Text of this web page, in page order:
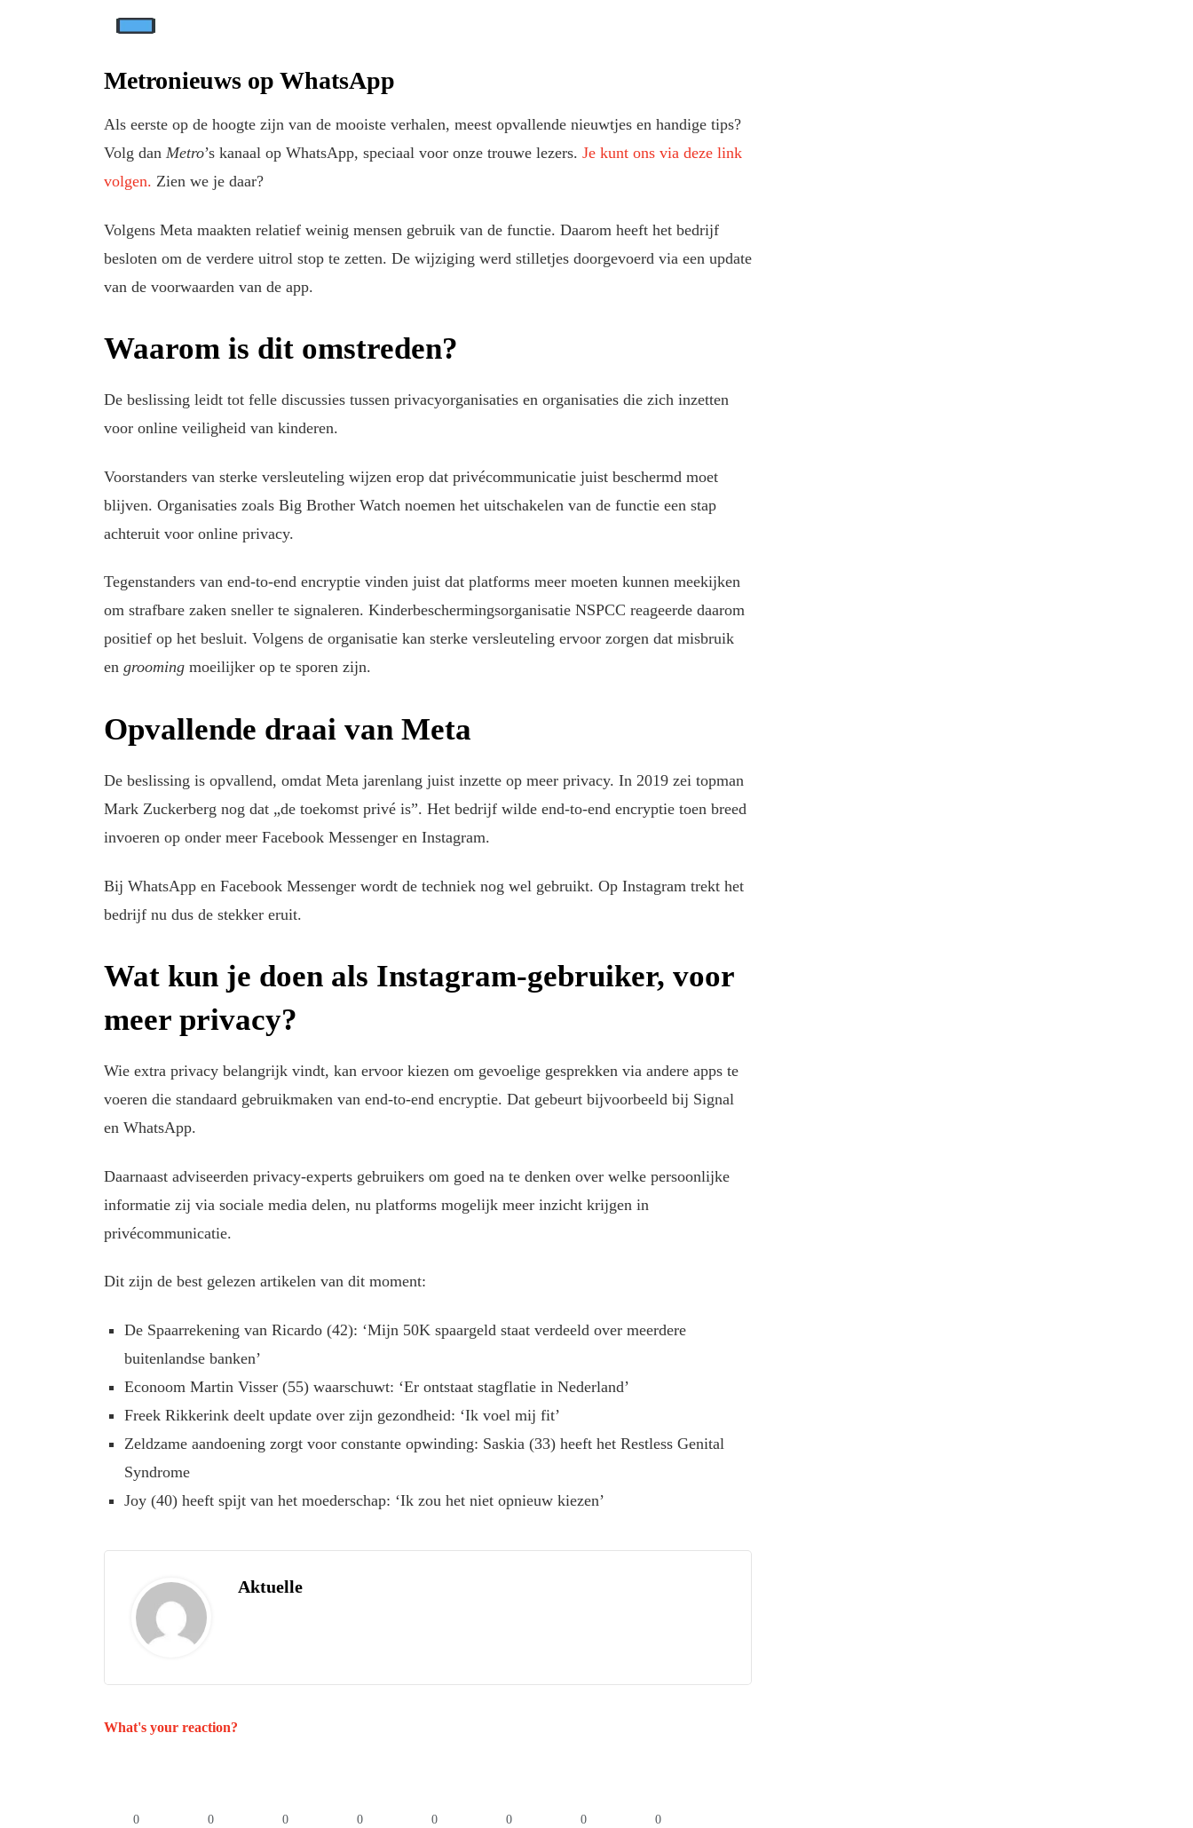
Metronieuws op WhatsApp
Als eerste op de hoogte zijn van de mooiste verhalen, meest opvallende nieuwtjes en handige tips?
Volg dan Metro’s kanaal op WhatsApp, speciaal voor onze trouwe lezers. Je kunt ons via deze link
volgen. Zien we je daar?
Volgens Meta maakten relatief weinig mensen gebruik van de functie. Daarom heeft het bedrijf
besloten om de verdere uitrol stop te zetten. De wijziging werd stilletjes doorgevoerd via een update
van de voorwaarden van de app.
Waarom is dit omstreden?
De beslissing leidt tot felle discussies tussen privacyorganisaties en organisaties die zich inzetten
voor online veiligheid van kinderen.
Voorstanders van sterke versleuteling wijzen erop dat privécommunicatie juist beschermd moet
blijven. Organisaties zoals Big Brother Watch noemen het uitschakelen van de functie een stap
achteruit voor online privacy.
Tegenstanders van end-to-end encryptie vinden juist dat platforms meer moeten kunnen meekijken
om strafbare zaken sneller te signaleren. Kinderbeschermingsorganisatie NSPCC reageerde daarom
positief op het besluit. Volgens de organisatie kan sterke versleuteling ervoor zorgen dat misbruik
en grooming moeilijker op te sporen zijn.
Opvallende draai van Meta
De beslissing is opvallend, omdat Meta jarenlang juist inzette op meer privacy. In 2019 zei topman
Mark Zuckerberg nog dat „de toekomst privé is”. Het bedrijf wilde end-to-end encryptie toen breed
invoeren op onder meer Facebook Messenger en Instagram.
Bij WhatsApp en Facebook Messenger wordt de techniek nog wel gebruikt. Op Instagram trekt het
bedrijf nu dus de stekker eruit.
Wat kun je doen als Instagram-gebruiker, voor
meer privacy?
Wie extra privacy belangrijk vindt, kan ervoor kiezen om gevoelige gesprekken via andere apps te
voeren die standaard gebruikmaken van end-to-end encryptie. Dat gebeurt bijvoorbeeld bij Signal
en WhatsApp.
Daarnaast adviseerden privacy-experts gebruikers om goed na te denken over welke persoonlijke
informatie zij via sociale media delen, nu platforms mogelijk meer inzicht krijgen in
privécommunicatie.
Dit zijn de best gelezen artikelen van dit moment:
De Spaarrekening van Ricardo (42): ‘Mijn 50K spaargeld staat verdeeld over meerdere
buitenlandse banken’
Econoom Martin Visser (55) waarschuwt: ‘Er ontstaat stagflatie in Nederland’
Freek Rikkerink deelt update over zijn gezondheid: ‘Ik voel mij fit’
Zeldzame aandoening zorgt voor constante opwinding: Saskia (33) heeft het Restless Genital
Syndrome
Joy (40) heeft spijt van het moederschap: ‘Ik zou het niet opnieuw kiezen’
Aktuelle
What's your reaction?
0 0 0 0 0 0 0 0